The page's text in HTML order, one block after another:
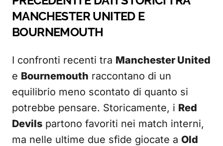
MANCHESTER UNITED E
BOURNEMOUTH
I confronti recenti tra Manchester United
e Bournemouth raccontano di un
equilibrio meno scontato di quanto si
potrebbe pensare. Storicamente, i Red
Devils partono favoriti nei match interni,
ma nelle ultime due sfide giocate a Old